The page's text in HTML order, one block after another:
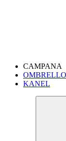
CAMPANA
OMBRELLO
KANEL